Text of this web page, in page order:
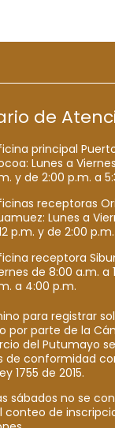
de
principal
Lunes a
y de 2:00 p.m. a
receptoras
Lunes a
p.m. y de 2:00
receptora
de 8:00 a.m. a
a 4:00 p.m.
para registrar
por parte de la
del Putumayo
de conformidad
1755 de 2015.
sábados no se
conteo de